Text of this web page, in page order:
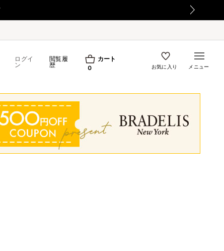
ログイ
ン
閲覧履
歴
カート
0
お気に入り メニュー